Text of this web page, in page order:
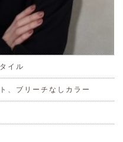
イル
、ブリーチなしカラー